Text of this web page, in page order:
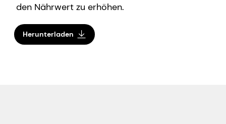
den Nährwert zu erhöhen.
Herunterladen